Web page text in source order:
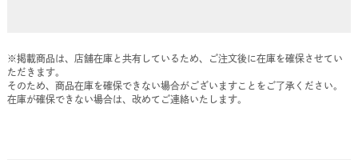
※掲載商品は、店舗在庫と共有しているため、ご注文後に在庫を確保させてい
ただきます。
そのため、商品在庫を確保できない場合がございますことをご了承ください。
在庫が確保できない場合は、改めてご連絡いたします。